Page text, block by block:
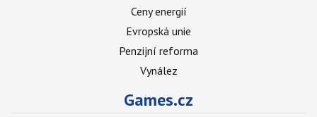
Ceny energií
Evropská unie
Penzijní reforma
Vynález
Games.cz